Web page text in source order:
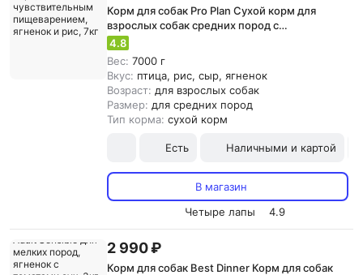
Корм для собак Pro Plan Сухой корм для
взрослых собак средних пород с
чувствительным пищеварением, ягненок и
рис, 7кг
4.8
Вес: 7000 г
Вкус: птица, рис, сыр, ягненок
Возраст: для взрослых собак
Размер: для средних пород
Тип корма: сухой корм
Есть Наличными и картой
В магазин
Четыре лапы
4.9
2 990 ₽
Корм для собак Best Dinner Корм для собак